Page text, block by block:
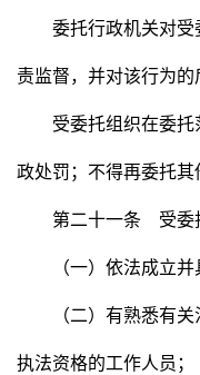
委托行政机关对受
责监督，并对该行为的
受委托组织在委托
政处罚；不得再委托其
第二十一条 受委托
（一）依法成立并
（二）有熟悉有关
执法资格的工作人员；